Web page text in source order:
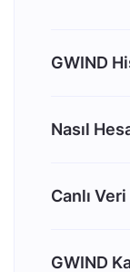
GWIND
Nasıl
Canlı
GWIND